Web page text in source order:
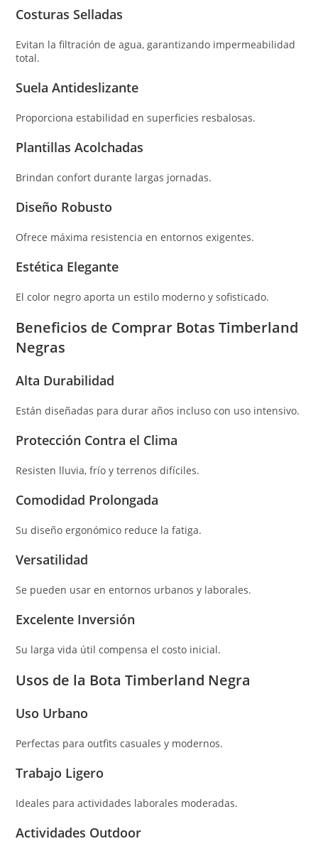
Costuras Selladas
Evitan la filtración de agua, garantizando impermeabilidad
total.
Suela Antideslizante
Proporciona estabilidad en superficies resbalosas.
Plantillas Acolchadas
Brindan confort durante largas jornadas.
Diseño Robusto
Ofrece máxima resistencia en entornos exigentes.
Estética Elegante
El color negro aporta un estilo moderno y sofisticado.
Beneficios de Comprar Botas Timberland
Negras
Alta Durabilidad
Están diseñadas para durar años incluso con uso intensivo.
Protección Contra el Clima
Resisten lluvia, frío y terrenos difíciles.
Comodidad Prolongada
Su diseño ergonómico reduce la fatiga.
Versatilidad
Se pueden usar en entornos urbanos y laborales.
Excelente Inversión
Su larga vida útil compensa el costo inicial.
Usos de la Bota Timberland Negra
Uso Urbano
Perfectas para outfits casuales y modernos.
Trabajo Ligero
Ideales para actividades laborales moderadas.
Actividades Outdoor